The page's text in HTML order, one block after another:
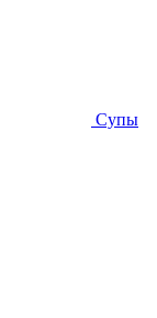
Супы